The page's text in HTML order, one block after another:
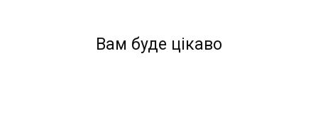
Вам буде цікаво